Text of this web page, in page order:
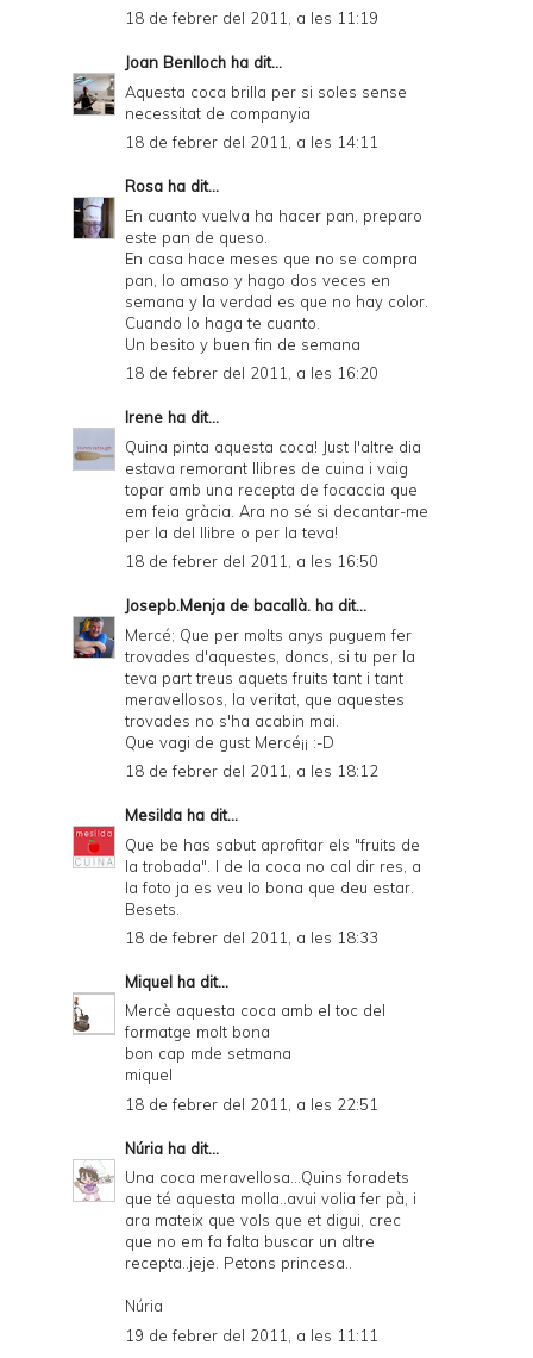
18 de febrer del 2011, a les 11:19
Joan Benlloch ha dit...
Aquesta coca brilla per si soles sense
necessitat de companyia
18 de febrer del 2011, a les 14:11
Rosa ha dit...
En cuanto vuelva ha hacer pan, preparo
este pan de queso.
En casa hace meses que no se compra
pan, lo amaso y hago dos veces en
semana y la verdad es que no hay color.
Cuando lo haga te cuanto.
Un besito y buen fin de semana
18 de febrer del 2011, a les 16:20
Irene ha dit...
Quina pinta aquesta coca! Just l'altre dia
estava remorant llibres de cuina i vaig
topar amb una recepta de focaccia que
em feia gràcia. Ara no sé si decantar-me
per la del llibre o per la teva!
18 de febrer del 2011, a les 16:50
Josepb.Menja de bacallà. ha dit...
Mercé; Que per molts anys puguem fer
trovades d'aquestes, doncs, si tu per la
teva part treus aquets fruits tant i tant
meravellosos, la veritat, que aquestes
trovades no s'ha acabin mai.
Que vagi de gust Mercé¡¡ :-D
18 de febrer del 2011, a les 18:12
Mesilda ha dit...
Que be has sabut aprofitar els "fruits de
la trobada". I de la coca no cal dir res, a
la foto ja es veu lo bona que deu estar.
Besets.
18 de febrer del 2011, a les 18:33
Miquel ha dit...
Mercè aquesta coca amb el toc del
formatge molt bona
bon cap mde setmana
miquel
18 de febrer del 2011, a les 22:51
Núria ha dit...
Una coca meravellosa...Quins foradets
que té aquesta molla..avui volia fer pà, i
ara mateix que vols que et digui, crec
que no em fa falta buscar un altre
recepta..jeje. Petons princesa..
Núria
19 de febrer del 2011, a les 11:11